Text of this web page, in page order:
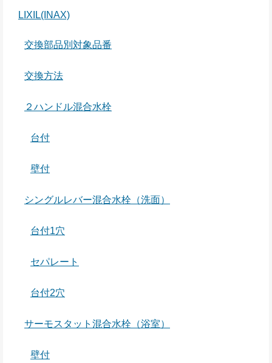
LIXIL(INAX)
交換部品別対象品番
交換方法
２ハンドル混合水栓
台付
壁付
シングルレバー混合水栓（洗面）
台付1穴
セパレート
台付2穴
サーモスタット混合水栓（浴室）
壁付